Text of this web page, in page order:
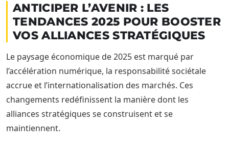
ANTICIPER L’AVENIR : LES
TENDANCES 2025 POUR BOOSTER
VOS ALLIANCES STRATÉGIQUES
Le paysage économique de 2025 est marqué par
l’accélération numérique, la responsabilité sociétale
accrue et l’internationalisation des marchés. Ces
changements redéfinissent la manière dont les
alliances stratégiques se construisent et se
maintiennent.